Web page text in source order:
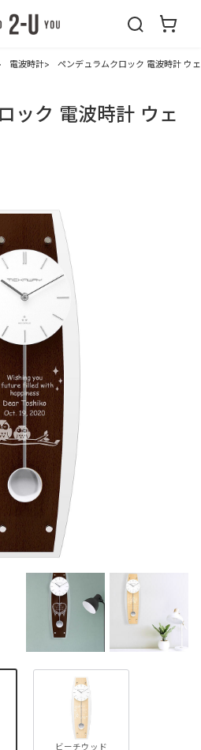
電波時計 ペンデュラムクロック 電波時計 ウ
ック 電波時計 ウェ
ビーチウッド